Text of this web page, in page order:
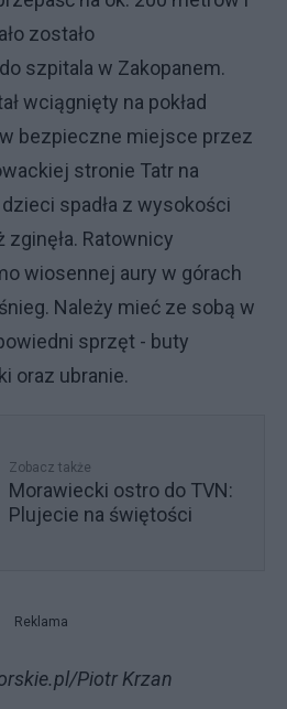
zostało
szpitala w Zakopanem.
wciągnięty na pokład
bezpieczne miejsce przez
stronie Tatr na
spadła z wysokości
zginęła. Ratownicy
wiosennej aury w górach
Należy mieć ze sobą w
sprzęt - buty
oraz ubranie.
Zobacz także
Morawiecki ostro do TVN:
Plujecie na świętości
Reklama
Piotr Krzan